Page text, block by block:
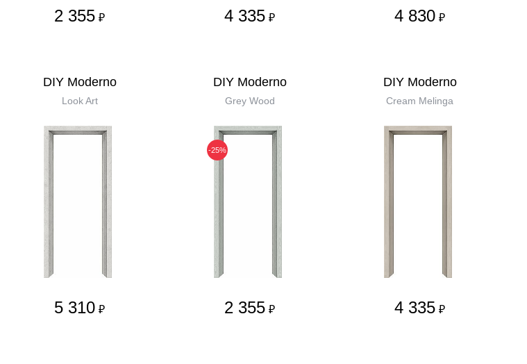
2 355 ₽ 4 335 ₽ 4 830 ₽
DIY Moderno
Look Art
5 310 ₽
DIY Moderno
Grey Wood
-25%
2 355 ₽
DIY Moderno
Cream Melinga
4 335 ₽